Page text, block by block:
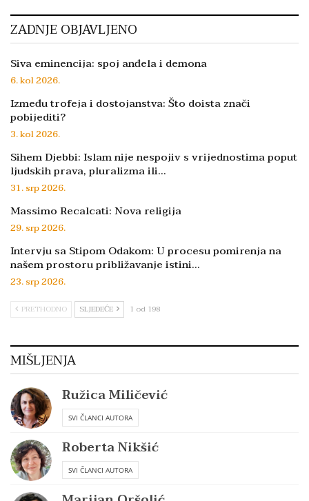
ZADNJE OBJAVLJENO
Siva eminencija: spoj anđela i demona
6. kol 2026.
Između trofeja i dostojanstva: Što doista znači
pobijediti?
3. kol 2026.
Sihem Djebbi: Islam nije nespojiv s vrijednostima poput
ljudskih prava, pluralizma ili…
31. srp 2026.
Massimo Recalcati: Nova religija
29. srp 2026.
Intervju sa Stipom Odakom: U procesu pomirenja na
našem prostoru približavanje istini…
23. srp 2026.
PRETHODNO SLJEDEĆE 1 od 198
MIŠLJENJA
Ružica Miličević
SVI ČLANCI AUTORA
Roberta Nikšić
SVI ČLANCI AUTORA